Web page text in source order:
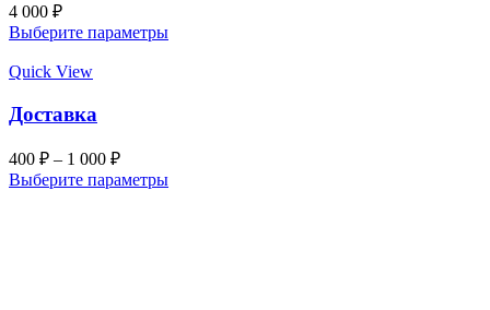
4 000 ₽
Выберите параметры
Quick View
Доставка
400 ₽ – 1 000 ₽
Выберите параметры